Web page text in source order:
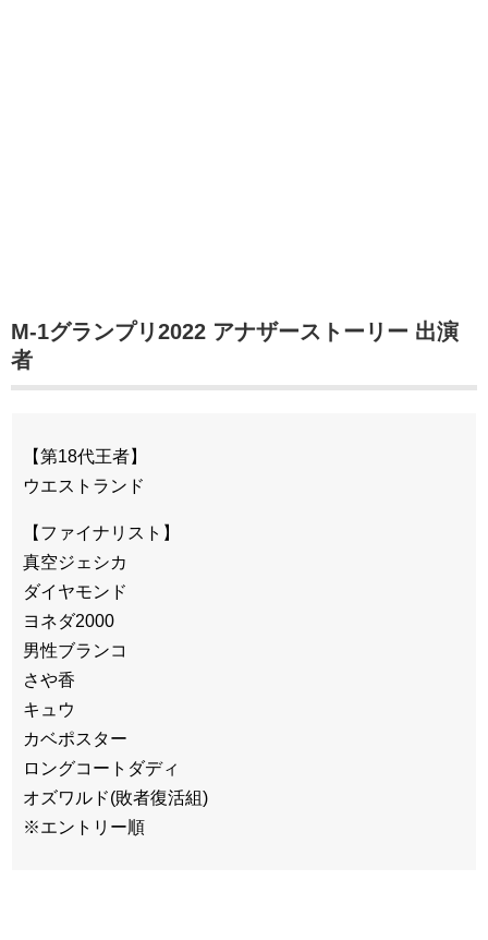
M-1グランプリ2022 アナザーストーリー 出演
者
【第18代王者】
ウエストランド
【ファイナリスト】
真空ジェシカ
ダイヤモンド
ヨネダ2000
男性ブランコ
さや香
キュウ
カベポスター
ロングコートダディ
オズワルド(敗者復活組)
※エントリー順